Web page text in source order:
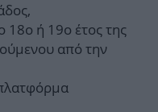
ή 19ο έτος της
από την